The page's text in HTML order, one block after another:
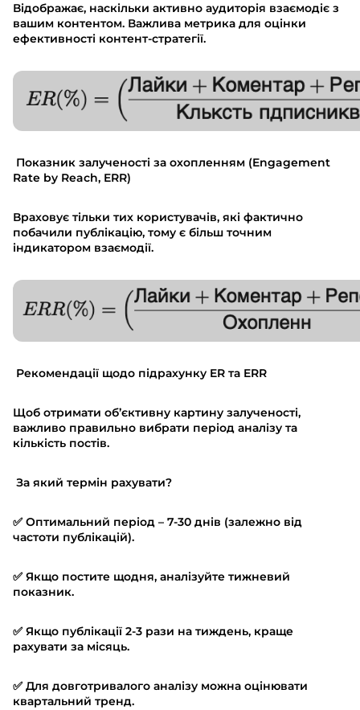
Відображає, наскільки активно аудиторія взаємодіє з
вашим контентом. Важлива метрика для оцінки
ефективності контент-стратегії.
Показник залученості за охопленням (Engagement
Rate by Reach, ERR)
Враховує тільки тих користувачів, які фактично
побачили публікацію, тому є більш точним
індикатором взаємодії.
Рекомендації щодо підрахунку ER та ERR
Щоб отримати об’єктивну картину залученості,
важливо правильно вибрати період аналізу та
кількість постів.
За який термін рахувати?
✅ Оптимальний період – 7-30 днів (залежно від
частоти публікацій).
✅ Якщо постите щодня, аналізуйте тижневий
показник.
✅ Якщо публікації 2-3 рази на тиждень, краще
рахувати за місяць.
✅ Для довготривалого аналізу можна оцінювати
квартальний тренд.